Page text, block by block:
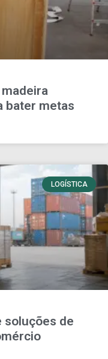
bater metas
LOGÍSTICA
soluções de